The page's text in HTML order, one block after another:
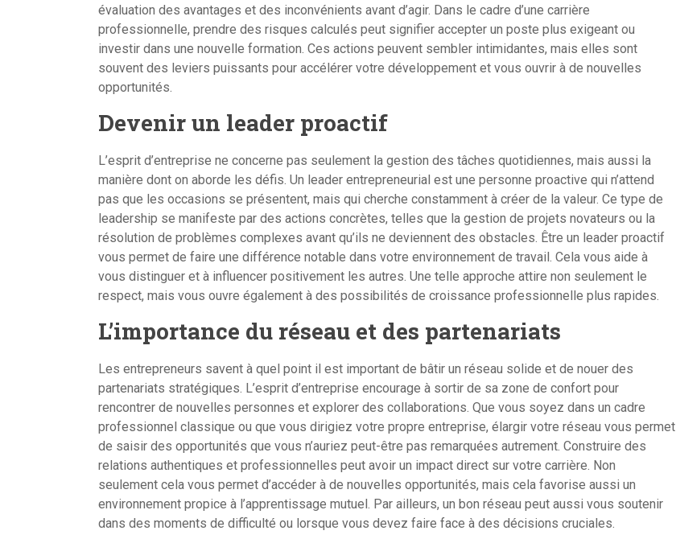
évaluation des avantages et des inconvénients avant d’agir. Dans le cadre d’une carrière
professionnelle, prendre des risques calculés peut signifier accepter un poste plus exigeant ou
investir dans une nouvelle formation. Ces actions peuvent sembler intimidantes, mais elles sont
souvent des leviers puissants pour accélérer votre développement et vous ouvrir à de nouvelles
opportunités.
Devenir un leader proactif
L’esprit d’entreprise ne concerne pas seulement la gestion des tâches quotidiennes, mais aussi la
manière dont on aborde les défis. Un leader entrepreneurial est une personne proactive qui n’attend
pas que les occasions se présentent, mais qui cherche constamment à créer de la valeur. Ce type de
leadership se manifeste par des actions concrètes, telles que la gestion de projets novateurs ou la
résolution de problèmes complexes avant qu’ils ne deviennent des obstacles. Être un leader proactif
vous permet de faire une différence notable dans votre environnement de travail. Cela vous aide à
vous distinguer et à influencer positivement les autres. Une telle approche attire non seulement le
respect, mais vous ouvre également à des possibilités de croissance professionnelle plus rapides.
L’importance du réseau et des partenariats
Les entrepreneurs savent à quel point il est important de bâtir un réseau solide et de nouer des
partenariats stratégiques. L’esprit d’entreprise encourage à sortir de sa zone de confort pour
rencontrer de nouvelles personnes et explorer des collaborations. Que vous soyez dans un cadre
professionnel classique ou que vous dirigiez votre propre entreprise, élargir votre réseau vous permet
de saisir des opportunités que vous n’auriez peut-être pas remarquées autrement. Construire des
relations authentiques et professionnelles peut avoir un impact direct sur votre carrière. Non
seulement cela vous permet d’accéder à de nouvelles opportunités, mais cela favorise aussi un
environnement propice à l’apprentissage mutuel. Par ailleurs, un bon réseau peut aussi vous soutenir
dans des moments de difficulté ou lorsque vous devez faire face à des décisions cruciales.